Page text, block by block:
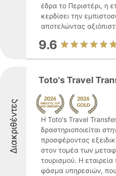
έδρα το Περιστέρι, η
κερδίσει την
αποτελώντας
9.6
Διακριθέντες
Toto's Travel
Η Toto's Travel
δραστηριοποιείται
προσφέροντας
στον τομέα των
τουρισμού. Η
φάσμα υπηρεσιών,